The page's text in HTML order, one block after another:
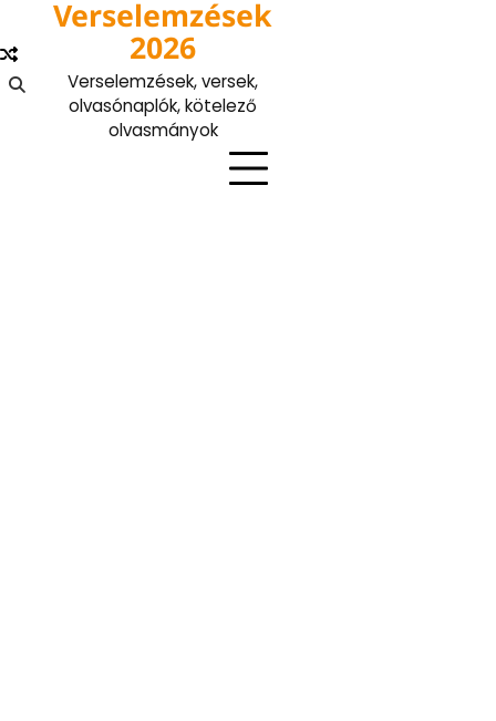
content
Verselemzések
2026
Verselemzések, versek,
olvasónaplók, kötelező
olvasmányok